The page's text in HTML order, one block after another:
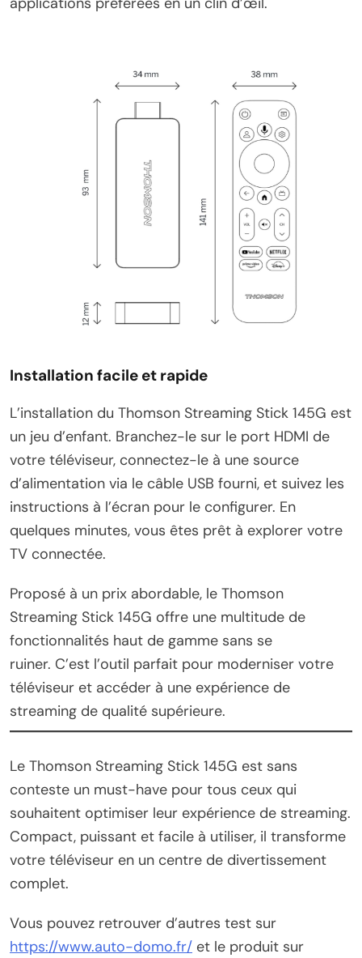
Installation facile et rapide
L’installation du Thomson Streaming Stick 145G est
un jeu d’enfant. Branchez-le sur le port HDMI de
votre téléviseur, connectez-le à une source
d’alimentation via le câble USB fourni, et suivez les
instructions à l’écran pour le configurer. En
quelques minutes, vous êtes prêt à explorer votre
TV connectée.
Proposé à un prix abordable, le Thomson
Streaming Stick 145G offre une multitude de
fonctionnalités haut de gamme sans se
ruiner. C’est l’outil parfait pour moderniser votre
téléviseur et accéder à une expérience de
streaming de qualité supérieure.
Le Thomson Streaming Stick 145G est sans
conteste un must-have pour tous ceux qui
souhaitent optimiser leur expérience de streaming.
Compact, puissant et facile à utiliser, il transforme
votre téléviseur en un centre de divertissement
complet.
Vous pouvez retrouver d’autres test sur
https://www.auto-domo.fr/ et le produit sur